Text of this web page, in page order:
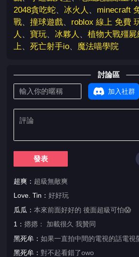
2048貪吃蛇、 冰火人 、 minecraft
戰、 撞球遊戲、 roblox 線上 免費
人 、 寶玩、 冰夥人 、 植物大戰殭
上 、 死亡射手io、 魔法喵學院
討論區
加入社群
發表
超爽： 超級無敵爽
Love. Tin： 好好玩
瓜瓜： 本來前面好好的 後面超級可怕😱
1： 摁摁： 加載很久 我贊同
黑死牟： 如果一直拍中間的電視的話電視
黑死牟： 對不起看錯了owo